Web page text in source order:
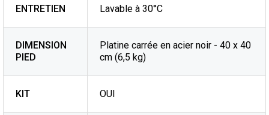
ENTRETIEN Lavable à 30°C
DIMENSION
PIED
Platine carrée en acier noir - 40 x 40
cm (6,5 kg)
KIT OUI